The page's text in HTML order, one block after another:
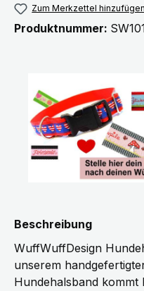
Zum Merkzettel hinzufügen
Produktnummer:
Beschreibung
WuffWuffDesign
unserem
Hundehalsband